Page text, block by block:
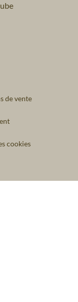
de vente
cookies